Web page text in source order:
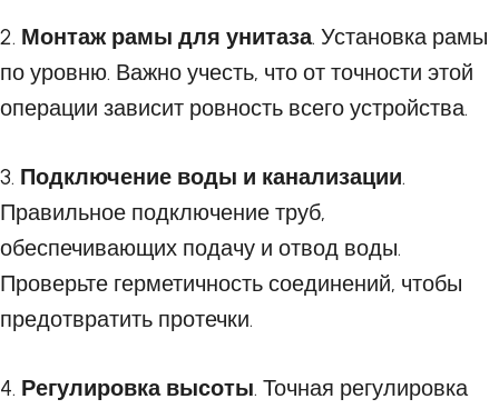
2. Монтаж рамы для унитаза. Установка рамы
по уровню. Важно учесть, что от точности этой
операции зависит ровность всего устройства.
3. Подключение воды и канализации.
Правильное подключение труб,
обеспечивающих подачу и отвод воды.
Проверьте герметичность соединений, чтобы
предотвратить протечки.
4. Регулировка высоты. Точная регулировка